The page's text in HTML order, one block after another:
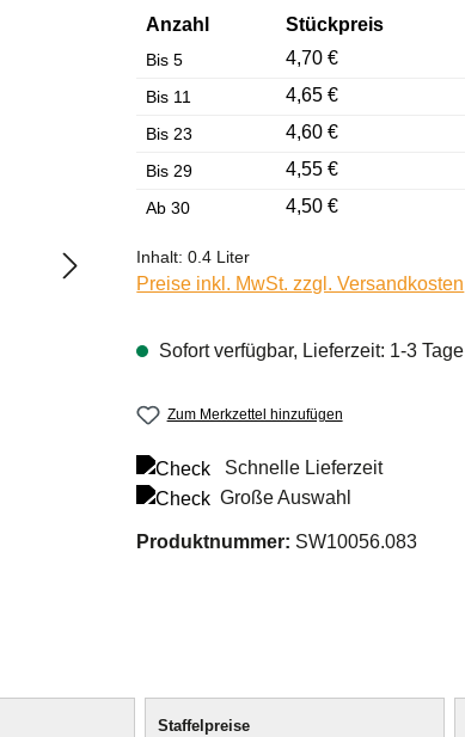
Anzahl Stückpreis
Bis5 4,70 €
Bis 11 4,65 €
Bis 23 4,60 €
Bis 29 4,55 €
Ab30 4,50 €
Inhalt:0.4 Liter
Preise inkl. MwSt. zzgl. Versandkosten
Sofort verfügbar, Lieferzeit: 1-3 Tage
Zum Merkzettel hinzufügen
Schnelle Lieferzeit
Große Auswahl
Produktnummer: SW10056.083
Staffelpreise